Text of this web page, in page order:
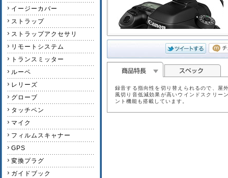
イージーカバー
ストラップ
ストラップアクセサリ
リモートシステム
トランスミッター
ルーペ
レリーズ
グローブ
タッチペン
マイク
フィルムスキャナー
GPS
変換プラグ
ガイドブック
録音する指向性を切り替えられるので、屋
風切り音低減効果が高いウインドスクリー
ント機能も搭載しています。